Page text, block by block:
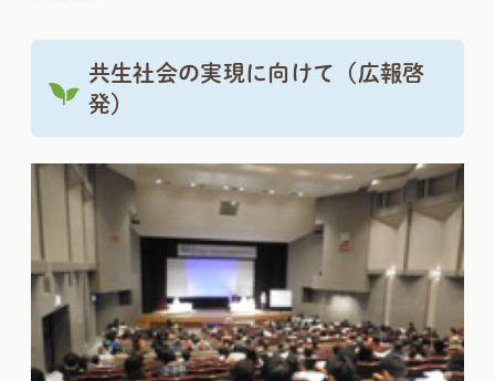
共生社会の実現に向けて（広報啓
発）